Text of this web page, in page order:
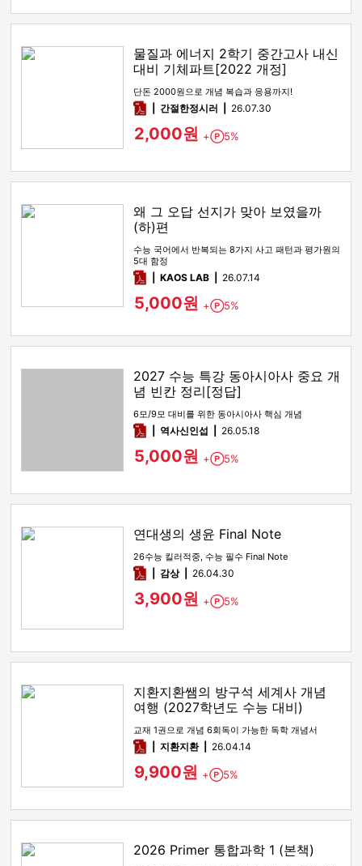
물질과 에너지 2학기 중간고사 내신
대비 기체파트[2022 개정]
단돈 2000원으로 개념 복습과 응용까지!
pdf간절한정시러 26.07.30
2,000원 + Point
5%
왜 그 오답 선지가 맞아 보였을까
(하)편
수능 국어에서 반복되는 8가지 사고 패턴과 평가원의
5대 함정
pdfKAOS LAB 26.07.14
5,000원 + Point
5%
2027 수능 특강 동아시아사 중요 개
념 빈칸 정리[정답]
6모/9모 대비를 위한 동아시아사 핵심 개념
pdf역사신인섭 26.05.18
5,000원 + Point
5%
연대생의 생윤 Final Note
26수능 킬러적중, 수능 필수 Final Note
pdf감상​ 26.04.30
3,900원 + Point
5%
지환지환쌤의 방구석 세계사 개념
여행 (2027학년도 수능 대비)
교재 1권으로 개념 6회독이 가능한 독학 개념서
pdf지환지환 26.04.14
9,900원 + Point
5%
2026 Primer 통합과학 1 (본책)